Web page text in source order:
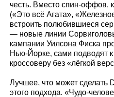
честь. Вместо спин‑оффов,
(«Это всё Агата»,
встроить полюбившиеся
— новые линии
кампании Уилсона Фиска
Нью‑Йорке, сами подводят
кроссоверу без «лёгкой
Лучшее, что может сделать
этого подхода.